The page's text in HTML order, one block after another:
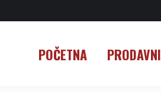
POČETNA
POČETNA